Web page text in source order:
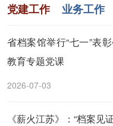
党建工作 业务工作
省档案馆举行“七一”表
教育专题党课
2026-07-03
《薪火江苏》：“档案